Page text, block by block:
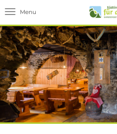
Toggle navigation